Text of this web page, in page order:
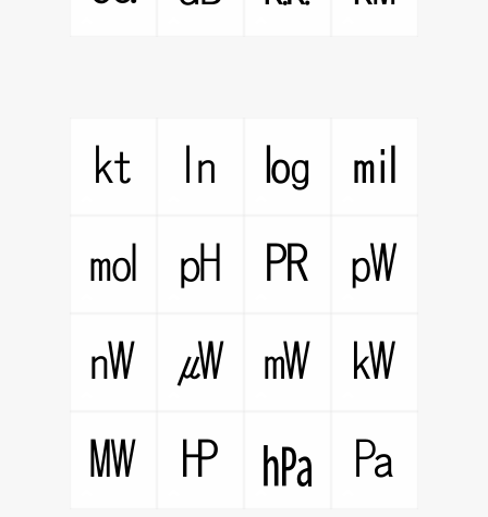
㏏ ㏑ ㏒
㏕
㏖
㏗ ㏚
㎺
㎻
㎼ ㎽
㎾
㎿
㏋ ㍱ ㎩